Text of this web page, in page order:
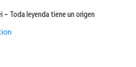
Toda leyenda tiene un origen